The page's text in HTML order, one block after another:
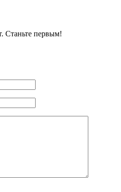
Станьте первым!